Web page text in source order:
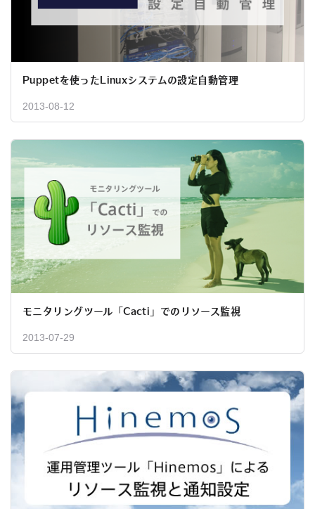
Puppetを使ったLinuxシステムの設定自動管理
2013-08-12
モニタリングツール「Cacti」でのリソース監視
2013-07-29